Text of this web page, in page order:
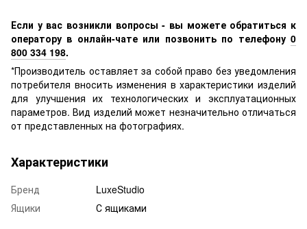
Если у вас возникли вопросы - вы можете обратиться к
оператору в онлайн-чате или позвонить по телефону 0
800 334 198.
*Производитель оставляет за собой право без уведомления
потребителя вносить изменения в характеристики изделий
для улучшения их технологических и эксплуатационных
параметров. Вид изделий может незначительно отличаться
от представленных на фотографиях.
Характеристики
Бренд
LuxeStudio
Ящики
С ящиками